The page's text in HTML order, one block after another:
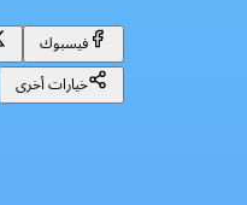
فيسبوك
خيارات أخرى